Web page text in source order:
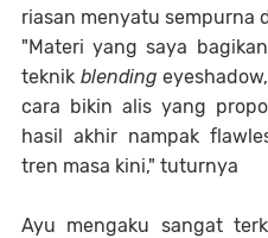
riasan menyatu sempurna
"Materi yang saya
teknik blending
cara bikin alis yang
hasil akhir nampak
tren masa kini," tuturnya
Ayu mengaku sangat